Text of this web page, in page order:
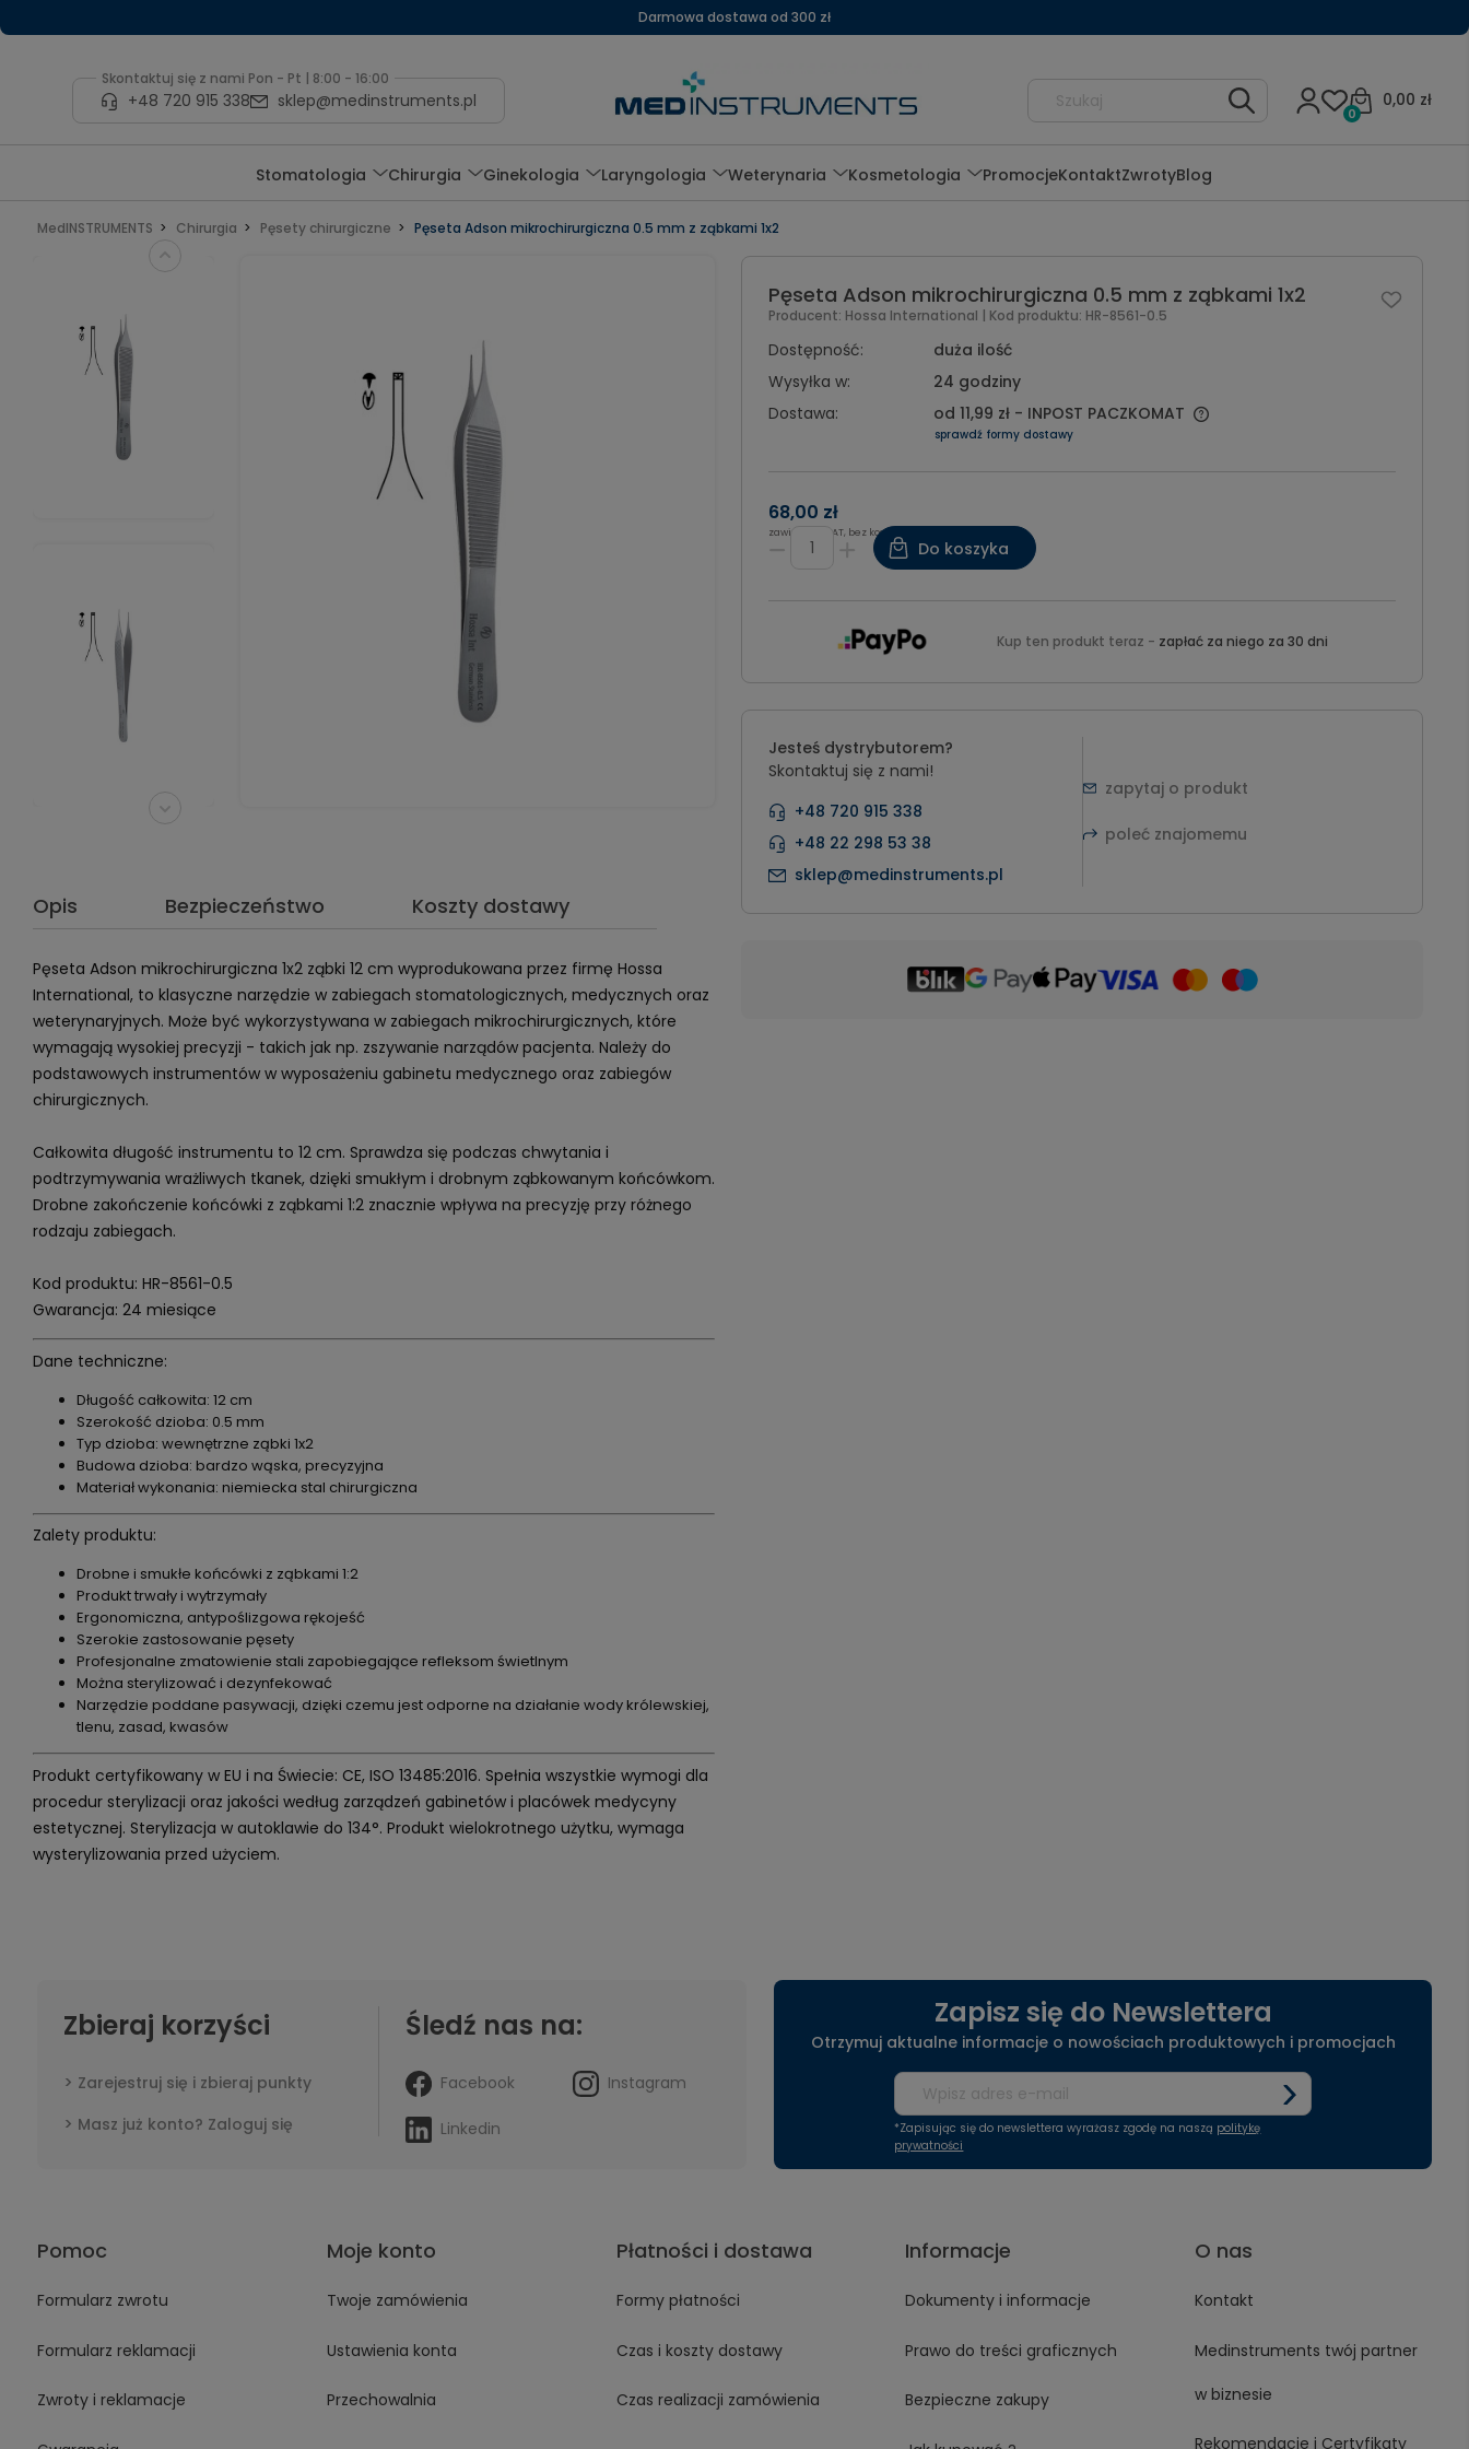
Darmowa dostawa od 300 zł
Skontaktuj się z nami Pon - Pt | 8:00 - 16:00
+48 720 915 338 sklep@medinstruments.pl 0,00 zł
0
Stomatologia Chirurgia Ginekologia Laryngologia Weterynaria Kosmetologia PromocjeKontaktZwrotyBlog
MedINSTRUMENTS Chirurgia Pęsety chirurgiczne Pęseta Adson mikrochirurgiczna 0.5 mm z ząbkami 1x2
Opis Bezpieczeństwo Koszty dostawy
Pęseta Adson mikrochirurgiczna 1x2 ząbki 12 cm wyprodukowana przez firmę Hossa
International, to klasyczne narzędzie w zabiegach stomatologicznych, medycznych oraz
weterynaryjnych. Może być wykorzystywana w zabiegach mikrochirurgicznych, które
wymagają wysokiej precyzji - takich jak np. zszywanie narządów pacjenta. Należy do
podstawowych instrumentów w wyposażeniu gabinetu medycznego oraz zabiegów
chirurgicznych.
Całkowita długość instrumentu to 12 cm. Sprawdza się podczas chwytania i
podtrzymywania wrażliwych tkanek, dzięki smukłym i drobnym ząbkowanym końcówkom.
Drobne zakończenie końcówki z ząbkami 1:2 znacznie wpływa na precyzję przy różnego
rodzaju zabiegach.
Kod produktu: HR-8561-0.5
Gwarancja: 24 miesiące
Dane techniczne:
Długość całkowita: 12 cm
Szerokość dzioba: 0.5 mm
Typ dzioba: wewnętrzne ząbki 1x2
Budowa dzioba: bardzo wąska, precyzyjna
Materiał wykonania: niemiecka stal chirurgiczna
Zalety produktu:
Drobne i smukłe końcówki z ząbkami 1:2
Produkt trwały i wytrzymały
Ergonomiczna, antypoślizgowa rękojeść
Szerokie zastosowanie pęsety
Profesjonalne zmatowienie stali zapobiegające refleksom świetlnym
Można sterylizować i dezynfekować
Narzędzie poddane pasywacji, dzięki czemu jest odporne na działanie wody królewskiej,
tlenu, zasad, kwasów
Produkt certyfikowany w EU i na Świecie: CE, ISO 13485:2016. Spełnia wszystkie wymogi dla
procedur sterylizacji oraz jakości według zarządzeń gabinetów i placówek medycyny
estetycznej. Sterylizacja w autoklawie do 134°. Produkt wielokrotnego użytku, wymaga
wysterylizowania przed użyciem.
Pęseta Adson mikrochirurgiczna 0.5 mm z ząbkami 1x2
Producent: Hossa International | Kod produktu: HR-8561-0.5
Dostępność:
duża ilość
Wysyłka w:
24 godziny
Dostawa:
od 11,99 zł - INPOST PACZKOMAT
sprawdź formy dostawy
68,00 zł
zawiera 8% VAT, bez kosztów dostawy
Do koszyka
Kup ten produkt teraz - zapłać za niego za 30 dni
Jesteś dystrybutorem?
Skontaktuj się z nami!
+48 720 915 338
+48 22 298 53 38
sklep@medinstruments.pl
zapytaj o produkt
poleć znajomemu
Zbieraj korzyści
Zarejestruj się i zbieraj punkty
Masz już konto? Zaloguj się
Śledź nas na:
Facebook Instagram
Linkedin
Zapisz się do Newslettera
Otrzymuj aktualne informacje o nowościach produktowych i promocjach
*Zapisując się do newslettera wyrażasz zgodę na naszą politykę
prywatności
Pomoc
Formularz zwrotu
Formularz reklamacji
Zwroty i reklamacje
Moje konto
Twoje zamówienia
Ustawienia konta
Przechowalnia
Płatności i dostawa
Formy płatności
Czas i koszty dostawy
Czas realizacji zamówienia
Informacje
Dokumenty i informacje
Prawo do treści graficznych
Bezpieczne zakupy
O nas
Kontakt
Medinstruments twój partner
w biznesie
Rekomendacje i Certyfikaty